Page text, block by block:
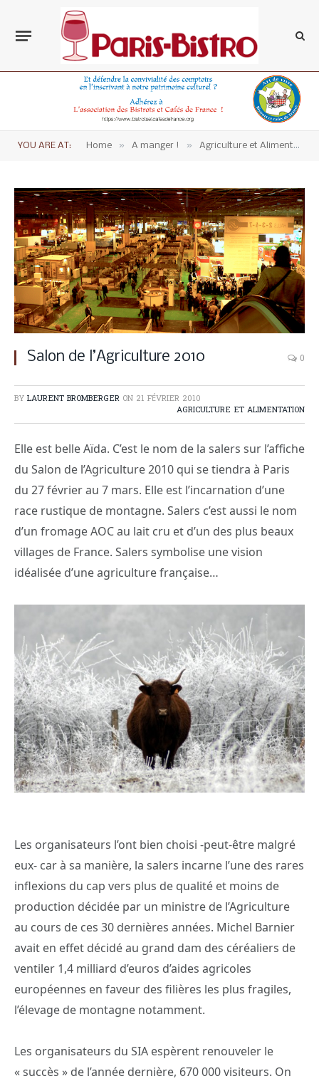
YOU ARE AT: Home » A manger ! » Agriculture et Alimentation
Salon de l’Agriculture 2010 0
BY LAURENT BROMBERGER ON 21 FÉVRIER 2010
AGRICULTURE ET ALIMENTATION
Elle est belle Aïda. C’est le nom de la salers sur l’affiche
du Salon de l’Agriculture 2010 qui se tiendra à Paris
du 27 février au 7 mars. Elle est l’incarnation d’une
race rustique de montagne. Salers c’est aussi le nom
d’un fromage AOC au lait cru et d’un des plus beaux
villages de France. Salers symbolise une vision
idéalisée d’une agriculture française…
Les organisateurs l’ont bien choisi -peut-être malgré
eux- car à sa manière, la salers incarne l’une des rares
inflexions du cap vers plus de qualité et moins de
production décidée par un ministre de l’Agriculture
au cours de ces 30 dernières années. Michel Barnier
avait en effet décidé au grand dam des céréaliers de
ventiler 1,4 milliard d’euros d’aides agricoles
européennes en faveur des filières les plus fragiles,
l’élevage de montagne notamment.
Les organisateurs du SIA espèrent renouveler le
« succès » de l’année dernière, 670 000 visiteurs. On